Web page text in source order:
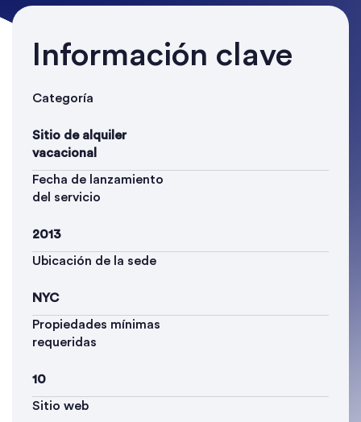
Información clave
Categoría
Sitio de alquiler
vacacional
Fecha de lanzamiento
del servicio
2013
Ubicación de la sede
NYC
Propiedades mínimas
requeridas
10
Sitio web